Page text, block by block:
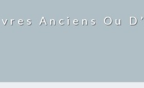
Anciens Ou